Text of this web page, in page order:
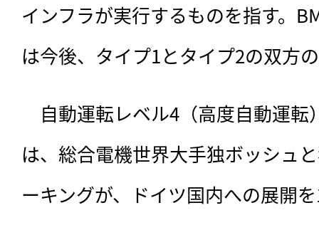
インフラが実行するものを指す。
は今後、タイプ1とタイプ2の双方
自動運転レベル4（高度自動運転
は、総合電機世界大手独ボッシュ
ーキングが、ドイツ国内への展開